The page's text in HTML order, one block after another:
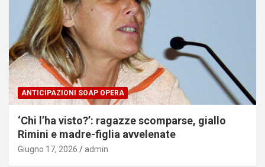
ANTICIPAZIONI SOAP OPERA
‘Chi l’ha visto?’: ragazze scomparse, giallo
Rimini e madre-figlia avvelenate
Giugno 17, 2026 admin